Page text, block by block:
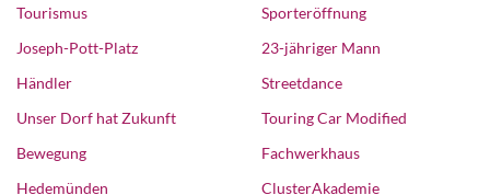
Tourismus
Joseph-Pott-Platz
Händler
Unser Dorf hat Zukunft
Sporteröffnung
23-jähriger Mann
Streetdance
Touring Car Modified
Bewegung
Hedemünden
Fachwerkhaus
ClusterAkademie